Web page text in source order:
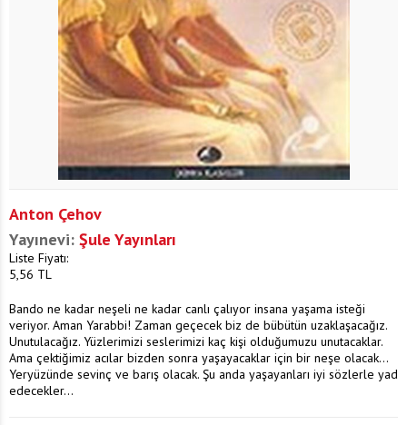
Anton Çehov
Yayınevi: Şule Yayınları
Liste Fiyatı:
5,56 TL
Bando ne kadar neşeli ne kadar canlı çalıyor insana yaşama isteği
veriyor. Aman Yarabbi! Zaman geçecek biz de bübütün uzaklaşacağız.
Unutulacağız. Yüzlerimizi seslerimizi kaç kişi olduğumuzu unutacaklar.
Ama çektiğimiz acılar bizden sonra yaşayacaklar için bir neşe olacak...
Yeryüzünde sevinç ve barış olacak. Şu anda yaşayanları iyi sözlerle yad
edecekler...